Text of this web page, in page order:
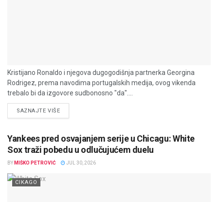
Kristijano Ronaldo i njegova dugogodišnja partnerka Georgina
Rodrigez, prema navodima portugalskih medija, ovog vikenda
trebalo bi da izgovore sudbonosno "da"....
SAZNAJTE VIŠEDETAILS
Yankees pred osvajanjem serije u Chicagu: White
Sox traži pobedu u odlučujućem duelu
BY MIŠKO PETROVIĆ JUL 30, 2026
CIKAGO